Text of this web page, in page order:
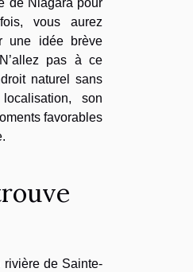
de Niagara pour
vous aurez
une idée brève
pas à ce
naturel sans
son
favorables
rivière de Sainte-